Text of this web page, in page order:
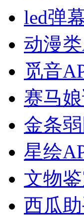
led弹
动漫
觅音
赛马
金条
星绘
文物
西瓜